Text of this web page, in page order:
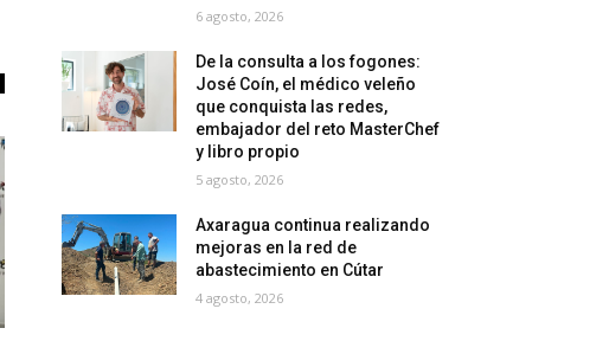
6 agosto, 2026
De la consulta a los fogones:
José Coín, el médico veleño
que conquista las redes,
embajador del reto MasterChef
y libro propio
5 agosto, 2026
Axaragua continua realizando
mejoras en la red de
abastecimiento en Cútar
4 agosto, 2026